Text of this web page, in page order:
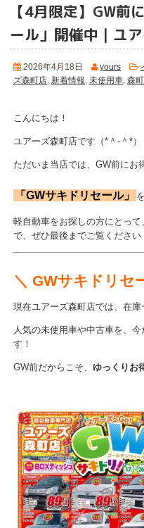
【4月限定】GW前
ール」開催中｜ユ
2026年4月18日 yours
ズ森町店 新着情報 未使用車 森町
こんにちは！
ユアーズ森町店です（*＾-＾*）
ただいま当店では、GW前にお
「GWサキドリセール」
軽自動車をお探しの方にとっ
で、ぜひ最後までご覧ください
＼ GWサキドリセ
現在ユアーズ森町店では、在庫
人気の未使用車や中古車を、
す！
GW前だからこそ、 ゆっくりお